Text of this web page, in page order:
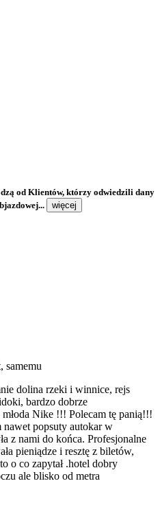
od Klientów, którzy odwiedzili dany
więcej
samemu
dolina rzeki i winnice, rejs
bardzo dobrze
Nike !!! Polecam tę panią!!!
popsuty autokar w
z nami do końca. Profesjonalne
pieniądze i resztę z biletów,
o co zapytał .hotel dobry
ale blisko od metra